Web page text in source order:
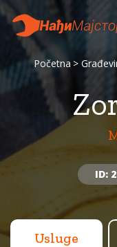
Početna
ID:
Usluge